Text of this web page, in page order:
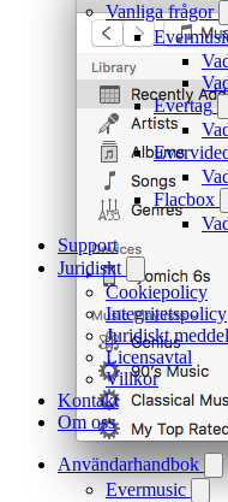
Vanliga frågor
Evertag
Flacbox
Support
Juridiskt
Cookiepolicy
Integritetspolicy
Juridiskt
Licensavtal
Villkor
Kontakt
Om oss
Användarhandbok
Evermusic